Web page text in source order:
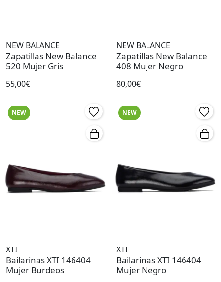
NEW BALANCE
Zapatillas New Balance
520 Mujer Gris
55,00€
NEW BALANCE
Zapatillas New Balance
408 Mujer Negro
80,00€
NEW
XTI
Bailarinas XTI 146404
Mujer Burdeos
NEW
XTI
Bailarinas XTI 146404
Mujer Negro